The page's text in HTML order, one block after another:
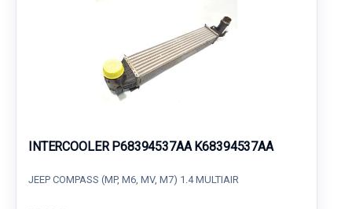
INTERCOOLER P68394537AA K68394537AA
JEEP COMPASS (MP, M6, MV, M7) 1.4 MULTIAIR